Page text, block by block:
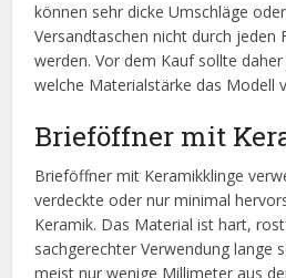
können sehr dicke Umschläge
Versandtaschen nicht durch jeden
werden. Vor dem Kauf sollte
welche Materialstärke das Modell
Brieföffner mit
Brieföffner mit Keramikklinge
verdeckte oder nur minimal
Keramik. Das Material ist hart,
sachgerechter Verwendung lange
meist nur wenige Millimeter aus